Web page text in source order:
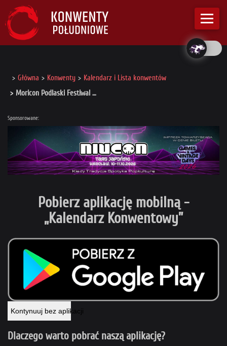
Główna Konwenty
Kalendarz i Lista konwentów
Moricon Podlaski Festiwal …
Sponsorowane:
Pobierz aplikację mobilną -
„Kalendarz Konwentowy”
Kontynuuj bez aplikacji
Dlaczego warto pobrać naszą aplikację?